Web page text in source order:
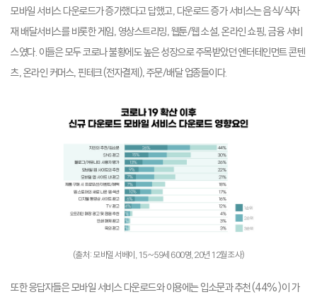
모바일 서비스 다운로드가 증가했다고 답했고, 다운로드 증가 서비스는 음식/식자
재 배달서비스를 비롯한 게임, 영상스트리밍, 웹툰/웹 소설, 온라인 쇼핑, 금융 서비
스였다. 이들은 모두 코로나 불황에도 높은 성장으로 주목받았던 엔터테인먼트 콘텐
츠, 온라인 커머스, 핀테크(전자결제), 주문/배달 업종들이다.
(출처: 모바일 서베이, 15~59세 600명, 20년 12월 조사)
또한 응답자들은 모바일 서비스 다운로드와 이용에는 입소문과 추천(44%)이 가